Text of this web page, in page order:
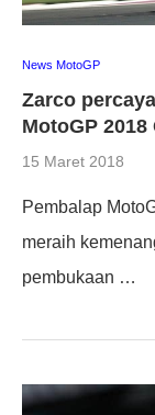
News MotoGP
Zarco
MotoGP 2018
15 Maret 2018
Pembalap
meraih
pembukaan …